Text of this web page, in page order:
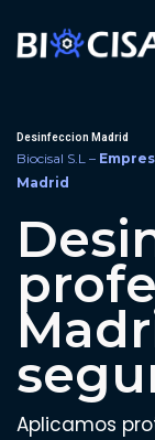
Desinfeccion Madrid
Biocisal S.L –
Madrid
Aplicamos